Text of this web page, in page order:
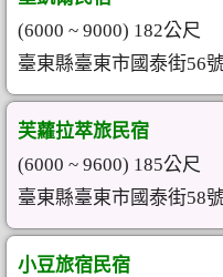
(6000 ~ 9000) 182公尺
臺東縣臺東市國泰街56
芙蘿拉萃旅民宿
(6000 ~ 9600) 185公尺
臺東縣臺東市國泰街58
小豆旅宿民宿